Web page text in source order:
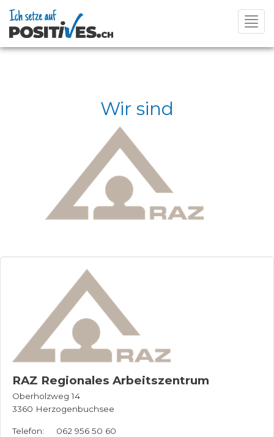
Wir sind
RAZ Regionales Arbeitszentrum
Oberholzweg 14
3360 Herzogenbuchsee
Telefon:
062 956 50 60